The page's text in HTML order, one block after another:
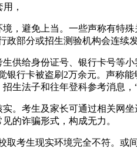
，
避免上当。一些声称有特殊
部分或招生测验机构会连续
给身份证号、银行卡号等
银行卡被盗刷2万余元。声
生法子和往年登科参考消息，
考生及家长可通过相关网坐
的诈骗形式，构成无力。
生现实环境完全不符。或